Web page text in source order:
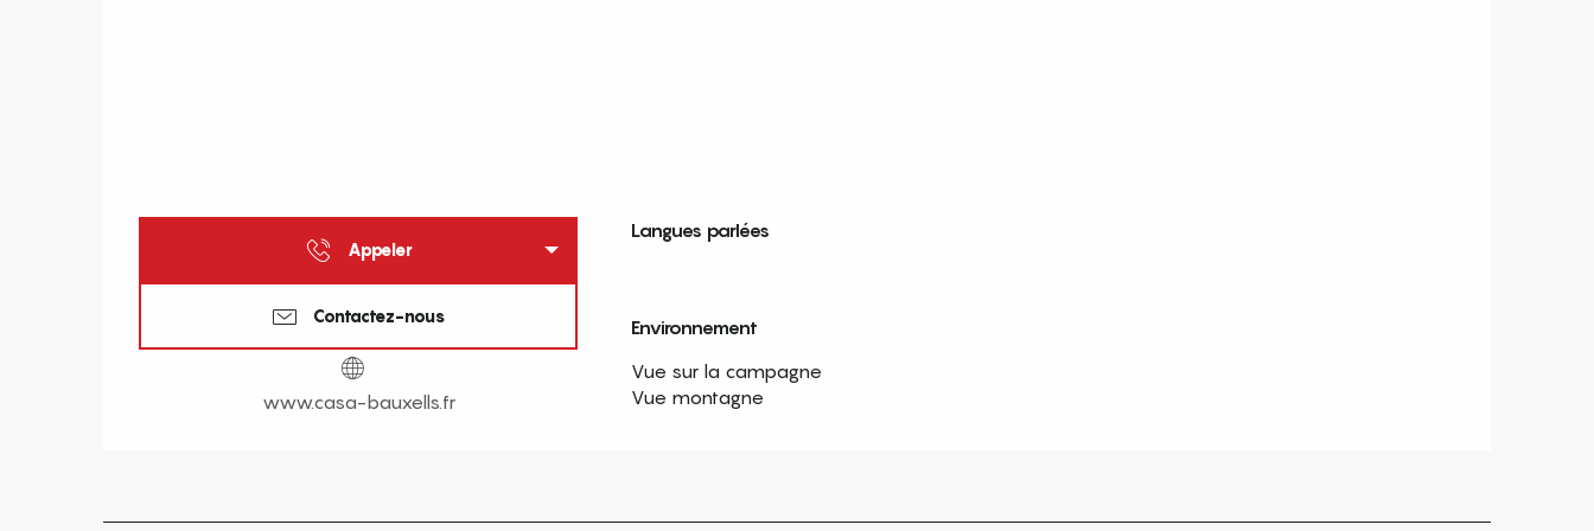
Appeler
Contactez-nous
www.casa-bauxells.fr
Langues parlées
Langues parlées
Environnement
Environnement
Vue sur la campagne
Vue montagne